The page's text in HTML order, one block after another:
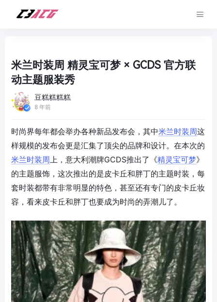
米兰时装周 精灵宝可梦 × GCDS 官方联
动主题服装秀
豆糕糕糕糕
8 年前
时尚界每年都会举办各种新品发布会，其中米兰时装周这
样规模的发布会更是汇集了顶尖的品牌和设计。在本次的
米兰时装周上，意大利潮牌GCDS推出了《精灵宝可梦》
的主题服饰，这次推出的是皮卡丘和胖丁的主题时装，每
套时装都带有非常明显的特色，甚至还有专门的皮卡丘妆
容，看来皮卡丘和胖丁也要成为时尚的弄潮儿了。